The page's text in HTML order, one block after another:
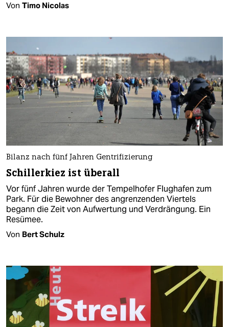
Von Timo Nicolas
Bilanz nach fünf Jahren Gentrifizierung
Schillerkiez ist überall
Vor fünf Jahren wurde der Tempelhofer Flughafen zum
Park. Für die Bewohner des angrenzenden Viertels
begann die Zeit von Aufwertung und Verdrängung. Ein
Resümee.
Von Bert Schulz